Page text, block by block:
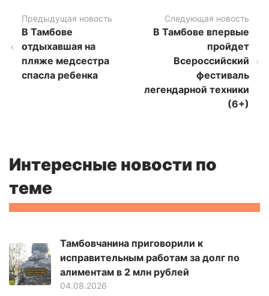
Предыдущая новость
В Тамбове
отдыхавшая на
пляже медсестра
спасла ребенка
Следующая новость
В Тамбове впервые
пройдет
Всероссийский
фестиваль
легендарной техники
(6+)
Интересные новости по
теме
Тамбовчанина приговорили к
исправительным работам за долг по
алиментам в 2 млн рублей
04.08.2026